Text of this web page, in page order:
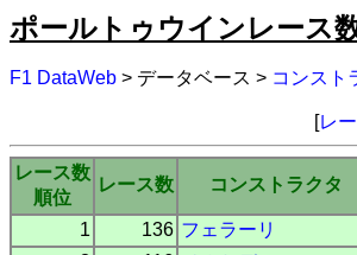
ポールトゥウインレース
F1 DataWeb > データベース > コンスト
[レ
レース数
順位
レース数 コンストラクタ
1
136 フェラーリ